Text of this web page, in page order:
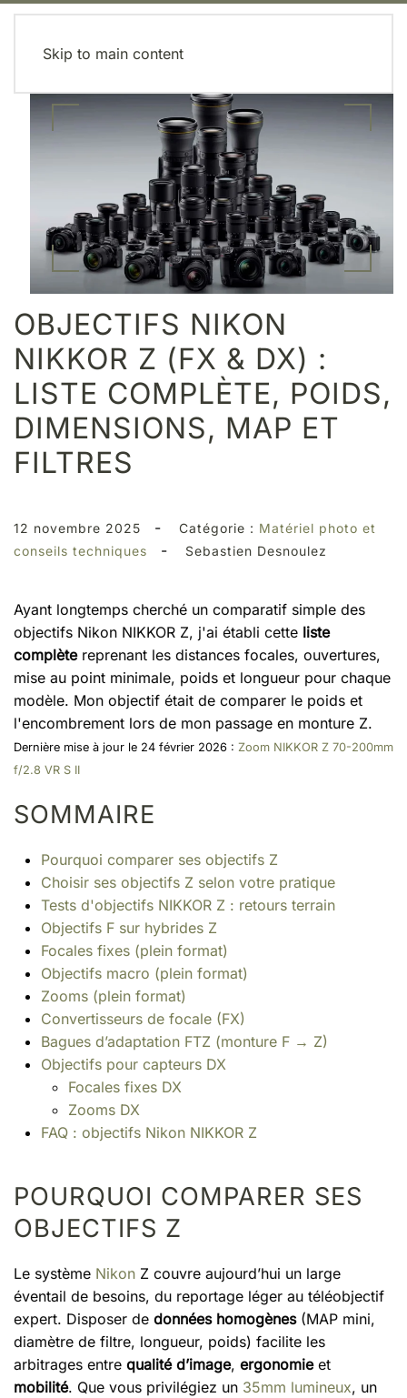
Skip to main content
OBJECTIFS NIKON
NIKKOR Z (FX & DX) :
LISTE COMPLÈTE, POIDS,
DIMENSIONS, MAP ET
FILTRES
12 novembre 2025 - Catégorie : Matériel photo et
conseils techniques
- Sebastien Desnoulez
Ayant longtemps cherché un comparatif simple des
objectifs Nikon NIKKOR Z, j'ai établi cette liste
complètereprenant les distances focales, ouvertures,
mise au point minimale, poids et longueur pour chaque
modèle. Mon objectif était de comparer le poids et
l'encombrement lors de mon passage en monture Z.
Dernière mise à jour le 24 février 2026 : Zoom NIKKOR Z 70-200mm
f/2.8 VR S II
SOMMAIRE
Pourquoi comparer ses objectifs Z
Choisir ses objectifs Z selon votre pratique
Tests d'objectifs NIKKOR Z : retours terrain
Objectifs F sur hybrides Z
Focales fixes (plein format)
Objectifs macro (plein format)
Zooms (plein format)
Convertisseurs de focale (FX)
Bagues d’adaptation FTZ (monture F → Z)
Objectifs pour capteurs DX
Focales fixes DX
Zooms DX
FAQ : objectifs Nikon NIKKOR Z
POURQUOI COMPARER SES
OBJECTIFS Z
Le système Nikon Z couvre aujourd’hui un large
éventail de besoins, du reportage léger au téléobjectif
expert. Disposer de données homogènes(MAP mini,
diamètre de filtre, longueur, poids) facilite les
arbitrages entre qualité d’image, ergonomieet
mobilité. Que vous privilégiez un 35mm lumineux, un